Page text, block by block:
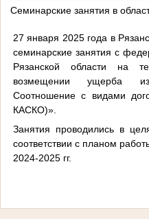
Семинарские занятия в
27 января 2025 года в
семинарские занятия с
Рязанской области на
возмещении ущерба из
Соотношение с видами
КАСКО)».
Занятия проводились в
соответствии с планом
2024-2025 гг.